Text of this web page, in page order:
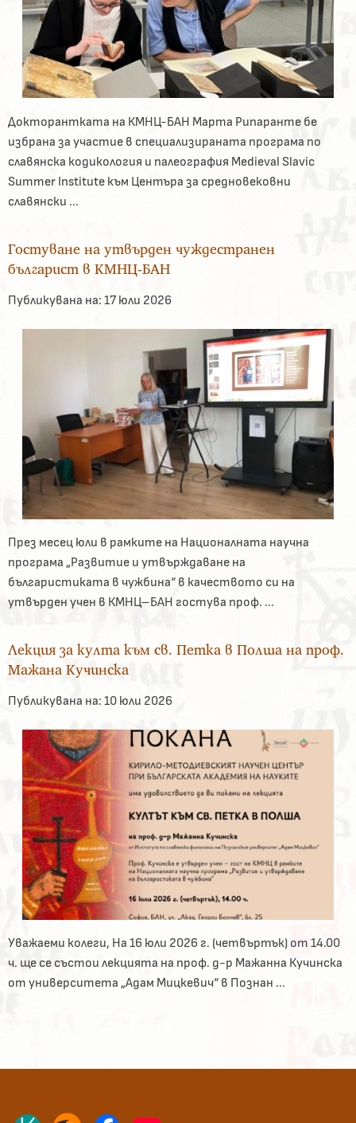
Докторантката на КМНЦ-БАН Марта Рипаранте бе
избрана за участие в специализираната програма по
славянска кодикология и палеография Medieval Slavic
Summer Institute към Центъра за средновековни
славянски ...
Гостуване на утвърден чуждестранен
българист в КМНЦ-БАН
Публикувана на: 17 юли 2026
През месец юли в рамките на Националната научна
програма „Развитие и утвърждаване на
българистиката в чужбина“ в качеството си на
утвърден учен в КМНЦ–БАН гостува проф. ...
Лекция за култа към св. Петка в Полша на проф.
Мажана Кучинска
Публикувана на: 10 юли 2026
Уважаеми колеги, На 16 юли 2026 г. (четвъртък) от 14.00
ч. ще се състои лекцията на проф. д-р Мажанна Кучинска
от университета „Адам Мицкевич“ в Познан ...